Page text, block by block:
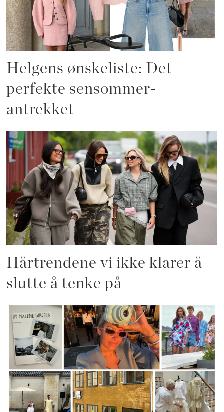
Helgens ønskeliste: Det
perfekte sensommer-
antrekket
Hårtrendene vi ikke klarer å
slutte å tenke på